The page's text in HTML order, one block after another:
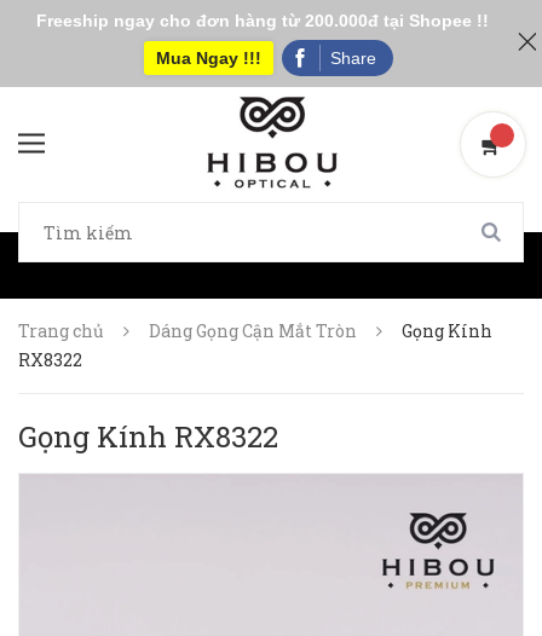
Trang chủ Dáng Gọng Cận Mắt Tròn
Gọng Kính
RX8322
Gọng Kính RX8322
Freeship ngay cho đơn hàng từ 200.000đ tại Shopee !!
Mua Ngay !!!
Share